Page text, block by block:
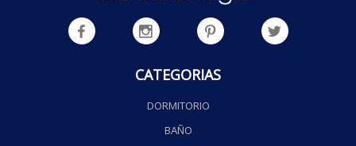
CATEGORIAS
DORMITORIO
BAÑO